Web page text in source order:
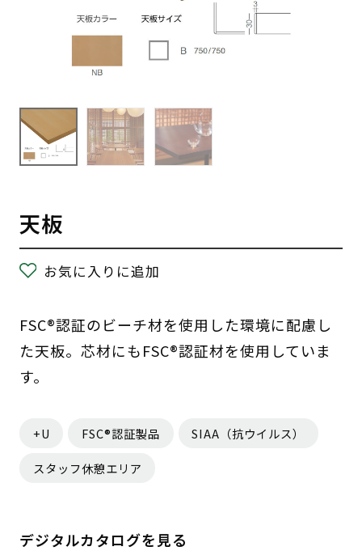
天板
お気に入りに追加
FSC®認証のビーチ材を使用した環境に配慮し
た天板。芯材にもFSC®認証材を使用していま
す。
+U FSC®認証製品 SIAA（抗ウイルス）
スタッフ休憩エリア
デジタルカタログを見る